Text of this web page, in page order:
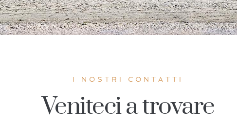
I NOSTRI CONTATTI
Veniteci a trovare